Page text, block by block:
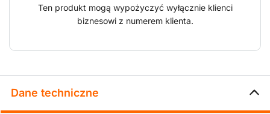
Ten produkt mogą wypożyczyć wyłącznie klienci
biznesowi z numerem klienta.
Dane techniczne